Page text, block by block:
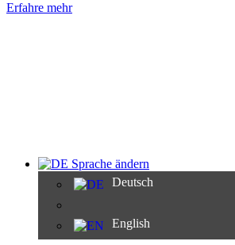
Erfahre mehr
Sprache ändern
Deutsch
English